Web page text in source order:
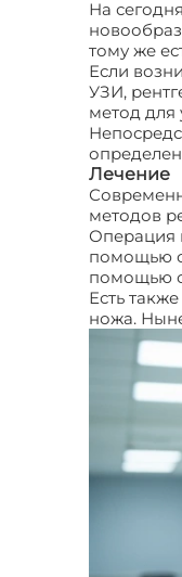
На
тому же
Если
УЗИ,
метод
Лечение
методов
Операция
помощью
помощью
Есть
ножа.